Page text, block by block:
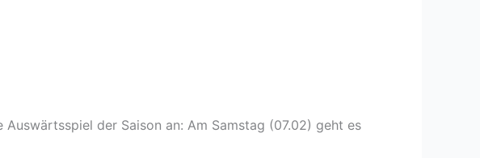
der Saison an: Am Samstag (07.02) geht es